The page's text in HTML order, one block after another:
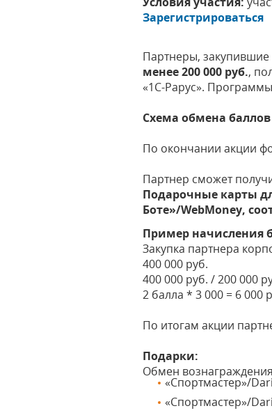
Зарегистрироваться
Партнеры,
менее 200 000 руб.,
«1С-Рарус».
Схема обмена
По окончании акции
Партнер сможет
Подарочные карты
Боте»/WebMoney,
Пример начисления
Закупка партнера
400 000 руб.
400 000 руб. / 200 000
2 балла * 3 000 = 6 000
По итогам акции
Подарки:
Обмен
«Спортмастер»/
«Спортмастер»/